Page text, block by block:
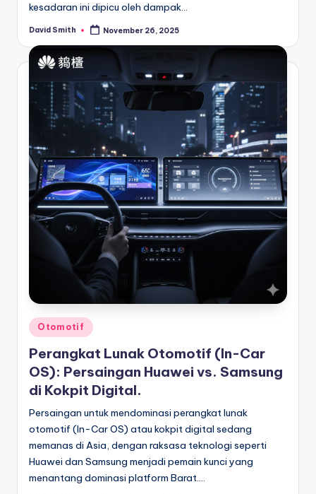
kesadaran ini dipicu oleh dampak…
Posted
David Smith November 26, 2025
Posted
in
Otomotif
Perangkat Lunak Otomotif (In-Car
OS): Persaingan Huawei vs. Samsung
di Kokpit Digital.
Persaingan untuk mendominasi perangkat lunak
otomotif (In-Car OS) atau kokpit digital sedang
memanas di Asia, dengan raksasa teknologi seperti
Huawei dan Samsung menjadi pemain kunci yang
menantang dominasi platform Barat.…